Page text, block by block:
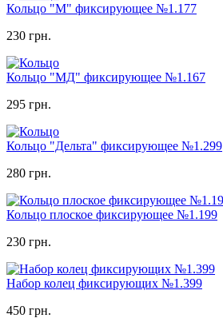
Кольцо "М" фиксирующее №1.177
230 грн.
Кольцо "МД" фиксирующее №1.167
295 грн.
Кольцо "Дельта" фиксирующее №1.299
280 грн.
Кольцо плоское фиксирующее №1.199
230 грн.
Набор колец фиксирующих №1.399
450 грн.